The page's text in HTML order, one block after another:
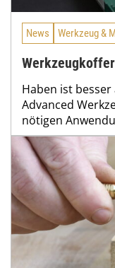
News Werkzeug &
Haben ist
Advanced
nötigen